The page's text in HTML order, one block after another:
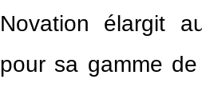
Novation élargit
pour sa gamme